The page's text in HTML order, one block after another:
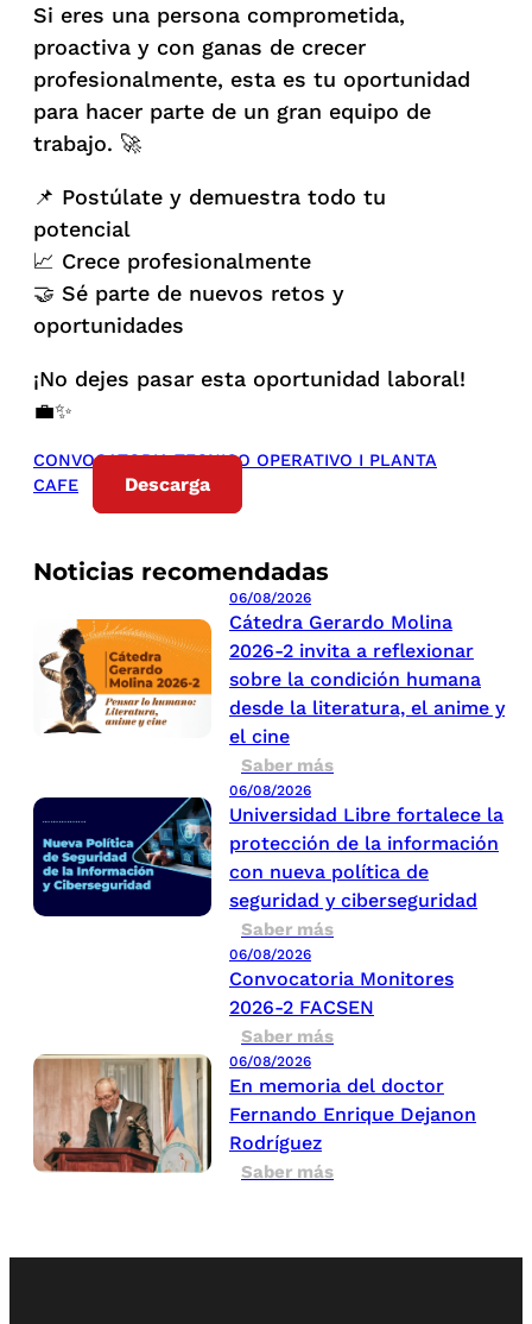
Noticias recomendadas
06/08/2026
Cátedra Gerardo Molina
2026-2 invita a reflexionar
sobre la condición humana
desde la literatura, el anime y
el cine
Saber más
06/08/2026
Universidad Libre fortalece la
protección de la información
con nueva política de
seguridad y ciberseguridad
Saber más
06/08/2026
Convocatoria Monitores
2026-2 FACSEN
Saber más
06/08/2026
En memoria del doctor
Fernando Enrique Dejanon
Rodríguez
Saber más
Si eres una persona comprometida,
proactiva y con ganas de crecer
profesionalmente, esta es tu oportunidad
para hacer parte de un gran equipo de
trabajo. 🚀
📌 Postúlate y demuestra todo tu
potencial
📈 Crece profesionalmente
🤝 Sé parte de nuevos retos y
oportunidades
¡No dejes pasar esta oportunidad laboral!
💼✨
CONVOCATORIA TECNICO OPERATIVO I PLANTA
CAFE
Descarga